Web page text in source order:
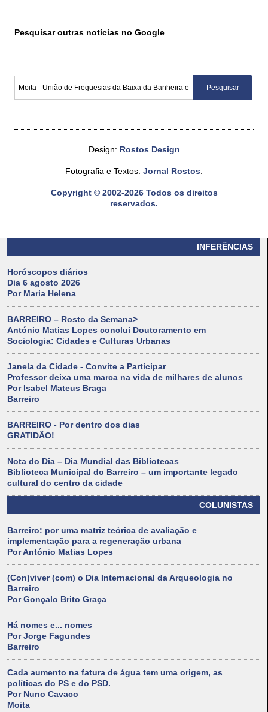
INFERÊNCIAS
Horóscopos diários
Dia 6 agosto 2026
Por Maria Helena
BARREIRO – Rosto da Semana>
António Matias Lopes conclui Doutoramento em
Sociologia: Cidades e Culturas Urbanas
Janela da Cidade - Convite a Participar
Professor deixa uma marca na vida de milhares de alunos
Por Isabel Mateus Braga
Barreiro
BARREIRO - Por dentro dos dias
GRATIDÃO!
Nota do Dia – Dia Mundial das Bibliotecas
Biblioteca Municipal do Barreiro – um importante legado
cultural do centro da cidade
COLUNISTAS
Barreiro: por uma matriz teórica de avaliação e
implementação para a regeneração urbana
Por António Matias Lopes
(Con)viver (com) o Dia Internacional da Arqueologia no
Barreiro
Por Gonçalo Brito Graça
Há nomes e... nomes
Por Jorge Fagundes
Barreiro
Cada aumento na fatura de água tem uma origem, as
políticas do PS e do PSD.
Por Nuno Cavaco
Moita
Pesquisar outras notícias no Google
Design: Rostos Design
Fotografia e Textos: Jornal Rostos.
Copyright © 2002-2026 Todos os direitos
reservados.